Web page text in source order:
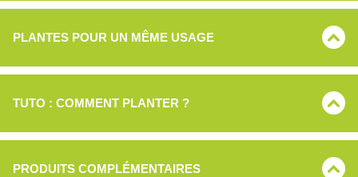
PLANTES POUR UN MÊME USAGE
TUTO : COMMENT PLANTER ?
PRODUITS COMPLÉMENTAIRES